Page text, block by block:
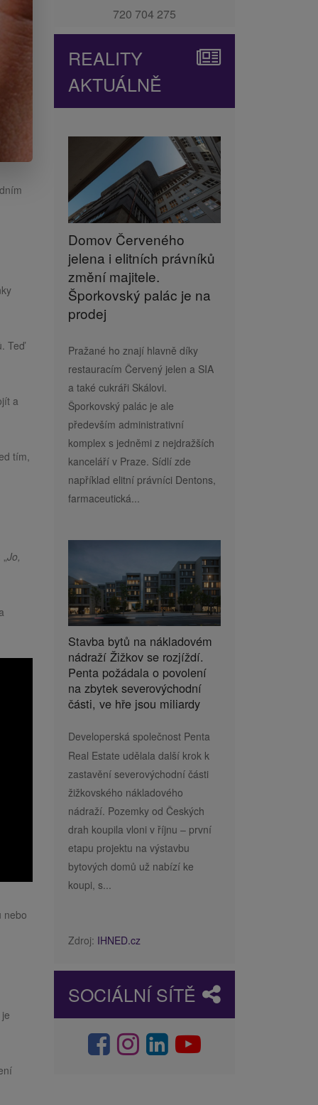
Teď
a
tím,
Jo,
nebo
720 704 275
REALITY
AKTUÁLNĚ
Domov Červeného
jelena i elitních právníků
změní majitele.
Šporkovský palác je na
prodej
Pražané ho znají hlavně díky
restauracím Červený jelen a SIA
a také cukráři Skálovi.
Šporkovský palác je ale
především administrativní
komplex s jedněmi z nejdražších
kanceláří v Praze. Sídlí zde
například elitní právníci Dentons,
farmaceutická...
Stavba bytů na nákladovém
nádraží Žižkov se rozjíždí.
Penta požádala o povolení
na zbytek severovýchodní
části, ve hře jsou miliardy
Developerská společnost Penta
Real Estate udělala další krok k
zastavění severovýchodní části
žižkovského nákladového
nádraží. Pozemky od Českých
drah koupila vloni v říjnu – první
etapu projektu na výstavbu
bytových domů už nabízí ke
koupi, s...
Zdroj: IHNED.cz
SOCIÁLNÍ SÍTĚ